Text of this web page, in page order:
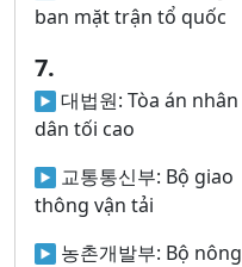
ban mặt trận tổ quốc
7.
대법원: Tòa án nhân
dân tối cao
교통통신부: Bộ giao
thông vận tải
농촌개발부: Bộ nông